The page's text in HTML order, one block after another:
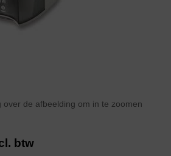
over de afbeelding om in te zoomen
btw